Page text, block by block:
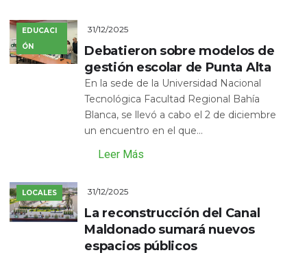
EDUCACI
ÓN
31/12/2025
Debatieron sobre modelos de
gestión escolar de Punta Alta
En la sede de la Universidad Nacional
Tecnológica Facultad Regional Bahía
Blanca, se llevó a cabo el 2 de diciembre
un encuentro en el que...
Leer Más
LOCALES 31/12/2025
La reconstrucción del Canal
Maldonado sumará nuevos
espacios públicos